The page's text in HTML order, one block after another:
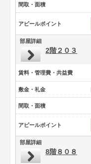
間取・面積
アピールポイント
部屋詳細
2階２０３
賃料・管理費・共益費
敷金・礼金
間取・面積
アピールポイント
部屋詳細
8階８０８